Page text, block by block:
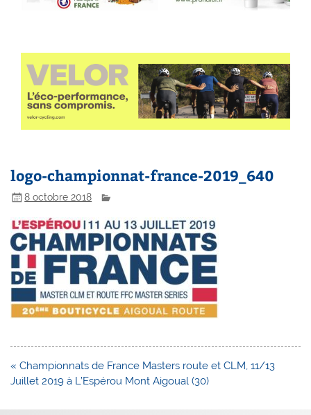
logo-championnat-france-2019_640
8 octobre 2018
Navigation
de
« Championnats de France Masters route et CLM, 11/13
Juillet 2019 à L’Espérou Mont Aigoual (30)